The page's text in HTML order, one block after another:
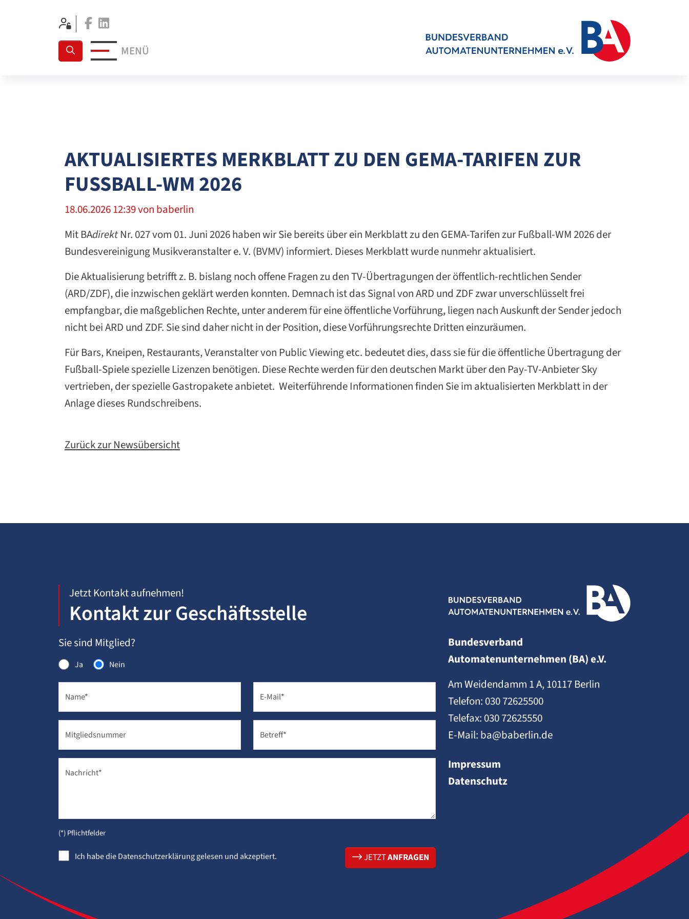
Facebook
MENÜ
AKTUALISIERTES MERKBLATT ZU DEN GEMA-TARIFEN ZUR
FUSSBALL-WM 2026
18.06.2026 12:39von baberlin
Mit BAdirekt Nr. 027 vom 01. Juni 2026 haben wir Sie bereits über ein Merkblatt zu den GEMA-Tarifen zur Fußball-WM 2026 der
Bundesvereinigung Musikveranstalter e. V. (BVMV) informiert. Dieses Merkblatt wurde nunmehr aktualisiert.
Die Aktualisierung betrifft z. B. bislang noch offene Fragen zu den TV-Übertragungen der öffentlich-rechtlichen Sender
(ARD/ZDF), die inzwischen geklärt werden konnten. Demnach ist das Signal von ARD und ZDF zwar unverschlüsselt frei
empfangbar, die maßgeblichen Rechte, unter anderem für eine öffentliche Vorführung, liegen nach Auskunft der Sender jedoch
nicht bei ARD und ZDF. Sie sind daher nicht in der Position, diese Vorführungsrechte Dritten einzuräumen.
Für Bars, Kneipen, Restaurants, Veranstalter von Public Viewing etc. bedeutet dies, dass sie für die öffentliche Übertragung der
Fußball-Spiele spezielle Lizenzen benötigen. Diese Rechte werden für den deutschen Markt über den Pay-TV-Anbieter Sky
vertrieben, der spezielle Gastropakete anbietet. Weiterführende Informationen finden Sie im aktualisierten Merkblatt in der
Anlage dieses Rundschreibens.
Zurück zur Newsübersicht
Jetzt Kontakt aufnehmen!
Kontakt zur Geschäftsstelle
Sie sind Mitglied?
Ja Nein
Name* E-Mail*
Mitgliedsnummer Betreff*
Nachricht*
(*) Pflichtfelder
Ich habe dieDatenschutzerklärunggelesen und akzeptiert. JETZTANFRAGEN
Bundesverband
Automatenunternehmen (BA) e.V.
Am Weidendamm 1 A, 10117 Berlin
Telefon: 030 72625500
Telefax: 030 72625550
E-Mail: ba@baberlin.de
Impressum
Datenschutz